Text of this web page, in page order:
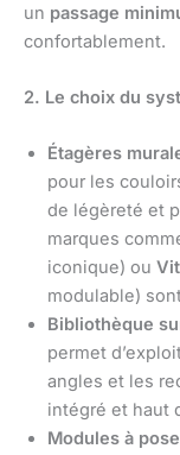
un passage
confortablement.
2. Le choix du
Étagères
pour les
de légèreté et
marques
iconique) ou
modulable)
Bibliothèque
permet
angles et les
intégré et haut
Modules à